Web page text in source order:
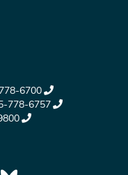
6700
778-6757